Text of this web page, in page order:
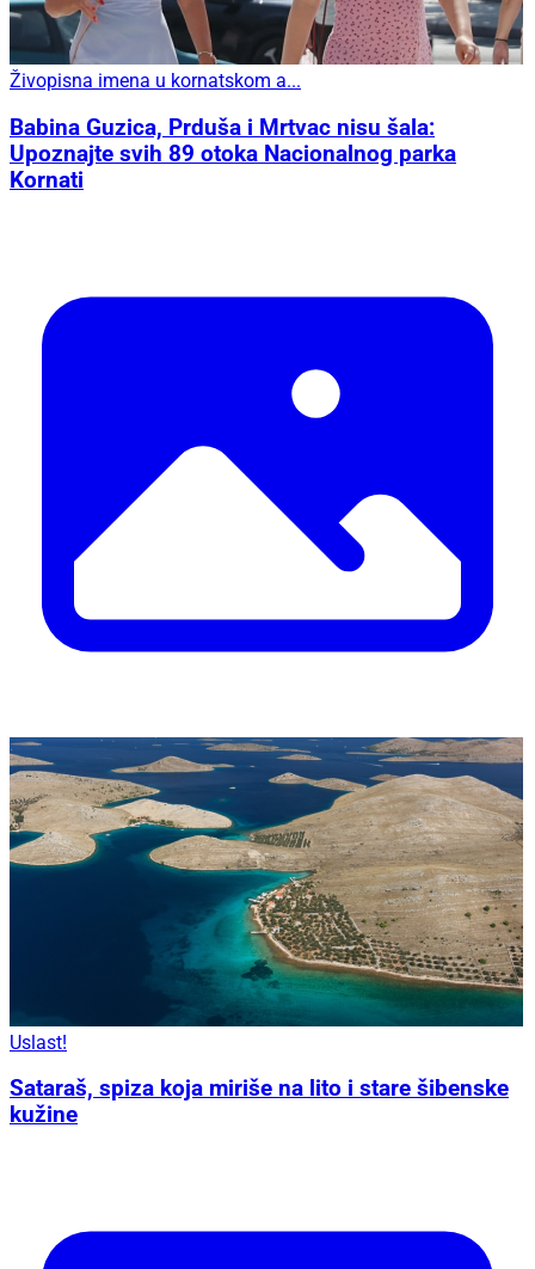
Živopisna imena u kornatskom a...
Babina Guzica, Prduša i Mrtvac nisu šala:
Upoznajte svih 89 otoka Nacionalnog parka
Kornati
Uslast!
Sataraš, spiza koja miriše na lito i stare šibenske
kužine